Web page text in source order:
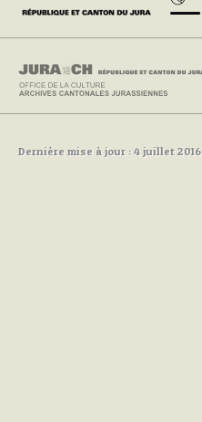
Dernière mise à jour : 4 juillet 2016